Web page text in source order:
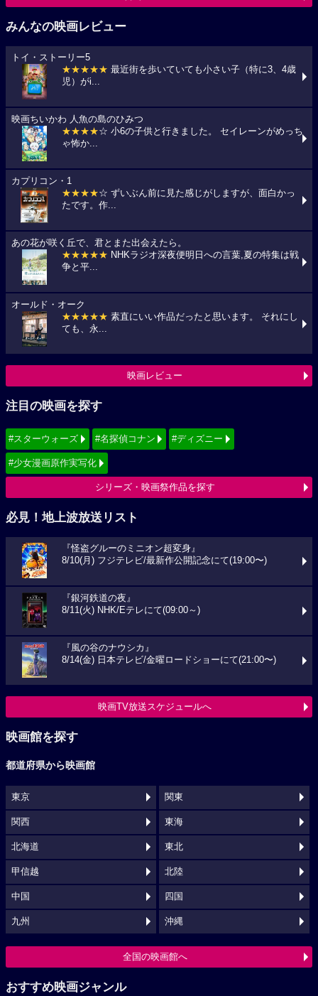
みんなの映画レビュー
トイ・ストーリー5
★★★★★ 最近街を歩いていても小さい子（特に3、4歳
児）がi...
映画ちいかわ 人魚の島のひみつ
★★★★☆ 小6の子供と行きました。 セイレーンがめっち
ゃ怖か...
カプリコン・1
★★★★☆ ずいぶん前に見た感じがしますが、面白かっ
たです。作...
あの花が咲く丘で、君とまた出会えたら。
★★★★★ NHKラジオ深夜便明日への言葉,夏の特集は戦
争と平...
オールド・オーク
★★★★★ 素直にいい作品だったと思います。 それにし
ても、永...
映画レビュー
注目の映画を探す
#スターウォーズ #名探偵コナン #ディズニー
#少女漫画原作実写化
シリーズ・映画祭作品を探す
必見！地上波放送リスト
『怪盗グルーのミニオン超変身』
8/10(月) フジテレビ/最新作公開記念にて(19:00〜)
『銀河鉄道の夜』
8/11(火) NHK/Eテレにて(09:00～)
『風の谷のナウシカ』
8/14(金) 日本テレビ/金曜ロードショーにて(21:00〜)
映画TV放送スケジュールへ
映画館を探す
都道府県から映画館
東京 関東
関西 東海
北海道 東北
甲信越 北陸
中国 四国
九州 沖縄
全国の映画館へ
おすすめ映画ジャンル